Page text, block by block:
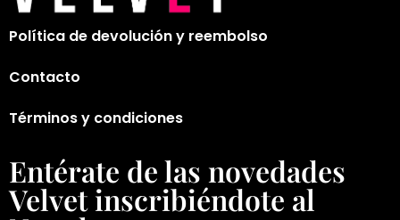
Política de devolución y reembolso
Contacto
Términos y condiciones
Entérate de las novedades
Velvet inscribiéndote al